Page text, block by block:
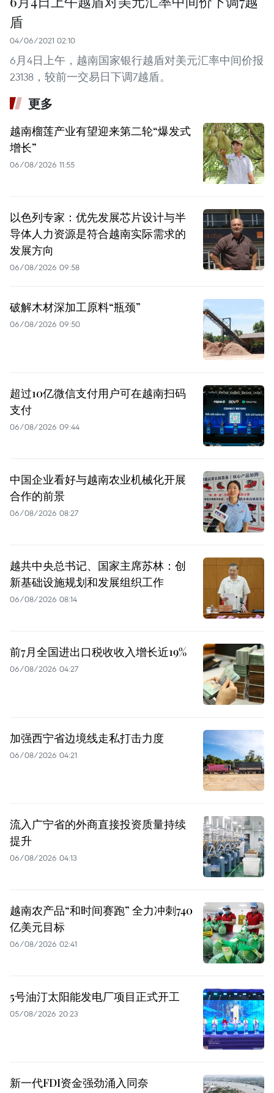
盾
04/06/2021 02:10
6月4日上午，越南国家银行越盾对美元汇率中间价报
23138，较前一交易日下调7越盾。
更多
越南榴莲产业有望迎来第二轮“爆发式
增长”
06/08/2026 11:55
以色列专家：优先发展芯片设计与半
导体人力资源是符合越南实际需求的
发展方向
06/08/2026 09:58
破解木材深加工原料“瓶颈”
06/08/2026 09:50
超过10亿微信支付用户可在越南扫码
支付
06/08/2026 09:44
中国企业看好与越南农业机械化开展
合作的前景
06/08/2026 08:27
越共中央总书记、国家主席苏林：创
新基础设施规划和发展组织工作
06/08/2026 08:14
前7月全国进出口税收收入增长近19%
06/08/2026 04:27
加强西宁省边境线走私打击力度
06/08/2026 04:21
流入广宁省的外商直接投资质量持续
提升
06/08/2026 04:13
越南农产品“和时间赛跑” 全力冲刺740
亿美元目标
06/08/2026 02:41
5号油汀太阳能发电厂项目正式开工
05/08/2026 20:23
新一代FDI资金强劲涌入同奈